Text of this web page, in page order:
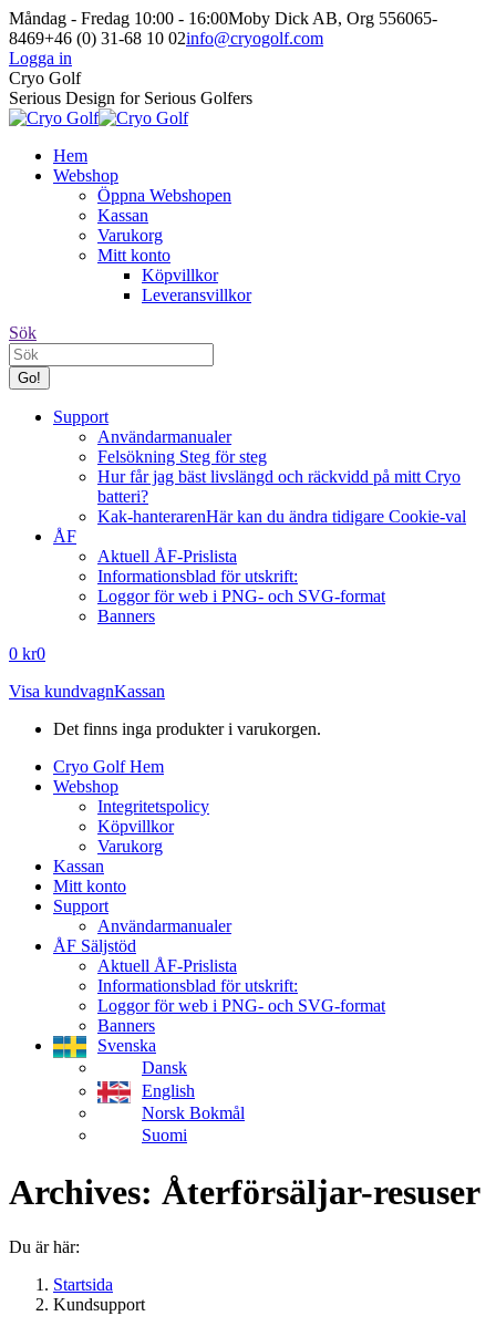
Skip
to
content
Måndag - Fredag 10:00 - 16:00Moby Dick AB, Org 556065-
8469+46 (0) 31-68 10 02info@cryogolf.com
Logga in
Facebook
page
opens
new
window
Instagram
page
opens
new
window
Cryo Golf
Serious Design for Serious Golfers
Hem
Webshop
Öppna Webshopen
Kassan
Varukorg
Mitt konto
Köpvillkor
Leveransvillkor
Search:
Sök
Support
Användarmanualer
Felsökning Steg för steg
Hur får jag bäst livslängd och räckvidd på mitt Cryo
batteri?
Kak-hanterarenHär kan du ändra tidigare Cookie-val
ÅF
Aktuell ÅF-Prislista
Informationsblad för utskrift:
Loggor för web i PNG- och SVG-format
Banners
0 kr0
Visa kundvagnKassan
Det finns inga produkter i varukorgen.
Cryo Golf Hem
Webshop
Integritetspolicy
Köpvillkor
Varukorg
Kassan
Mitt konto
Support
Användarmanualer
ÅF Säljstöd
Aktuell ÅF-Prislista
Informationsblad för utskrift:
Loggor för web i PNG- och SVG-format
Banners
Svenska
Dansk
English
Norsk Bokmål
Suomi
Archives: Återförsäljar-resuser
Du är här:
Startsida
Kundsupport